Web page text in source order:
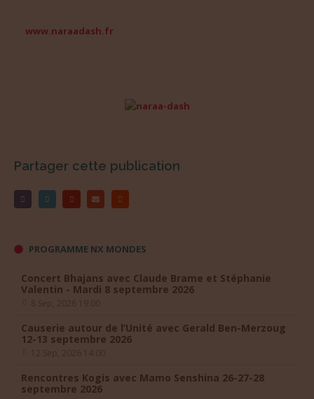
www.naraadash.fr
Partager cette publication
PROGRAMME NX MONDES
Concert Bhajans avec Claude Brame et Stéphanie
Valentin - Mardi 8 septembre 2026
Causerie autour de l’Unité avec Gerald Ben-Merzoug
12-13 septembre 2026
Rencontres Kogis avec Mamo Senshina 26-27-28
septembre 2026